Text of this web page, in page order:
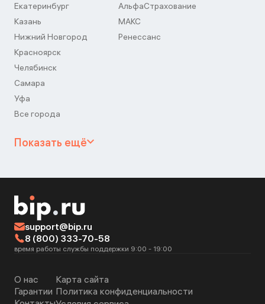
Екатеринбург
Казань
Нижний Новгород
Красноярск
Челябинск
Самара
Уфа
Все города
АльфаСтрахование
МАКС
Ренессанс
Показать ещё
support@bip.ru
8 (800) 333-70-58
время работы службы поддержки 9:00 - 19:00
О нас
Гарантии
Карта сайта
Политика конфиденциальности